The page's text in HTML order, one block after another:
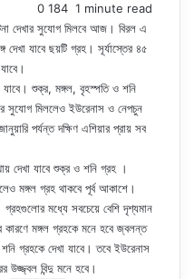
0 184 1 minute read
দেখার সুযোগ মিলবে আজ। বিরল এ
যাবে ছয়টি গ্রহ। সূর্যাস্তের ৪৫
যাবে। শুক্র, মঙ্গল, বৃহস্পতি ও শনি
সুযোগ মিললেও ইউরেনাস ও নেপচুন
পর্যন্ত দক্ষিণ এশিয়ার প্রায় সব
দেখা যাবে শুক্র ও শনি গ্রহ ।
মঙ্গল গ্রহ থাকবে পূর্ব আকাশে।
গ্রহগুলোর মধ্যে সবচেয়ে বেশি দৃশ্যমান
কারণে মঙ্গল গ্রহকে মনে হবে জ্বলন্ত
গ্রহকে দেখা যাবে। তবে ইউরেনাস
উজ্জ্বল বিন্দু মনে হবে।